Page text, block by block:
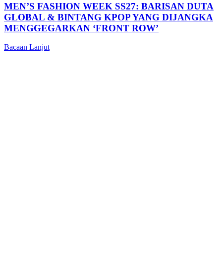
MEN’S FASHION WEEK SS27: BARISAN DUTA
GLOBAL & BINTANG KPOP YANG DIJANGKA
MENGGEGARKAN ‘FRONT ROW’
Bacaan Lanjut